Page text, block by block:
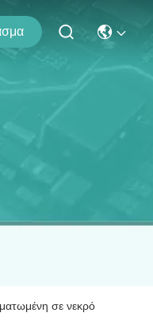
σε νεκρό